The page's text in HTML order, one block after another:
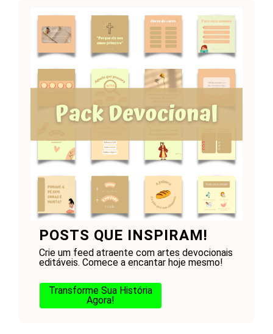
POSTS QUE INSPIRAM!
Crie um feed atraente com artes devocionais
editáveis. Comece a encantar hoje mesmo!
Transforme Sua História
Agora!